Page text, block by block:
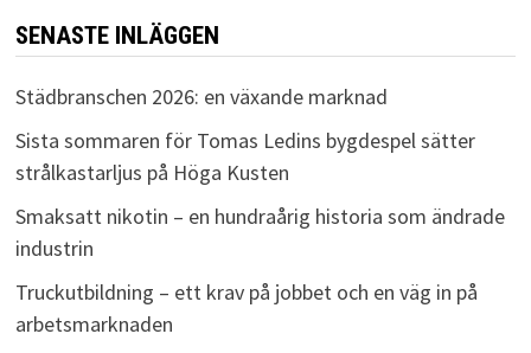
SENASTE INLÄGGEN
Städbranschen 2026: en växande marknad
Sista sommaren för Tomas Ledins bygdespel sätter
strålkastarljus på Höga Kusten
Smaksatt nikotin – en hundraårig historia som ändrade
industrin
Truckutbildning – ett krav på jobbet och en väg in på
arbetsmarknaden